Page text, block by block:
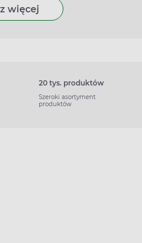
więcej
20 tys. produktów
Szeroki asortyment
produktów